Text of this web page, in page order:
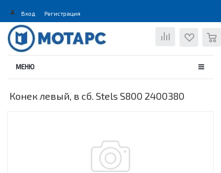
Вход Регистрация
МЕНЮ
Конек левый, в сб. Stels S800 2400380